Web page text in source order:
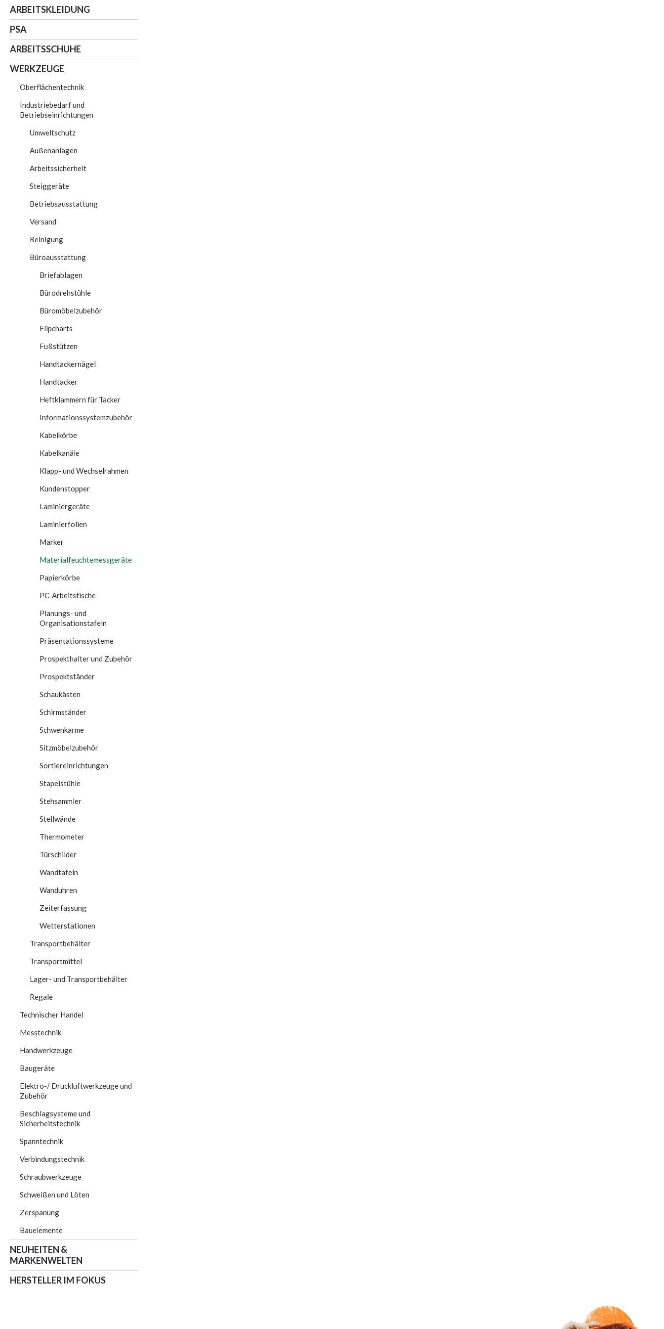
ARBEITSKLEIDUNG
PSA
ARBEITSSCHUHE
WERKZEUGE
Oberflächentechnik
Industriebedarf und
Betriebseinrichtungen
Umweltschutz
Außenanlagen
Arbeitssicherheit
Steiggeräte
Betriebsausstattung
Versand
Reinigung
Büroausstattung
Briefablagen
Bürodrehstühle
Büromöbelzubehör
Flipcharts
Fußstützen
Handtackernägel
Handtacker
Heftklammern für Tacker
Informationssystemzubehör
Kabelkörbe
Kabelkanäle
Klapp- und Wechselrahmen
Kundenstopper
Laminiergeräte
Laminierfolien
Marker
Materialfeuchtemessgeräte
Papierkörbe
PC-Arbeitstische
Planungs- und
Organisationstafeln
Präsentationssysteme
Prospekthalter und Zubehör
Prospektständer
Schaukästen
Schirmständer
Schwenkarme
Sitzmöbelzubehör
Sortiereinrichtungen
Stapelstühle
Stehsammler
Stellwände
Thermometer
Türschilder
Wandtafeln
Wanduhren
Zeiterfassung
Wetterstationen
Transportbehälter
Transportmittel
Lager- und Transportbehälter
Regale
Technischer Handel
Messtechnik
Handwerkzeuge
Baugeräte
Elektro-/ Druckluftwerkzeuge und
Zubehör
Beschlagsysteme und
Sicherheitstechnik
Spanntechnik
Verbindungstechnik
Schraubwerkzeuge
Schweißen und Löten
Zerspanung
Bauelemente
NEUHEITEN &
MARKENWELTEN
HERSTELLER IM FOKUS